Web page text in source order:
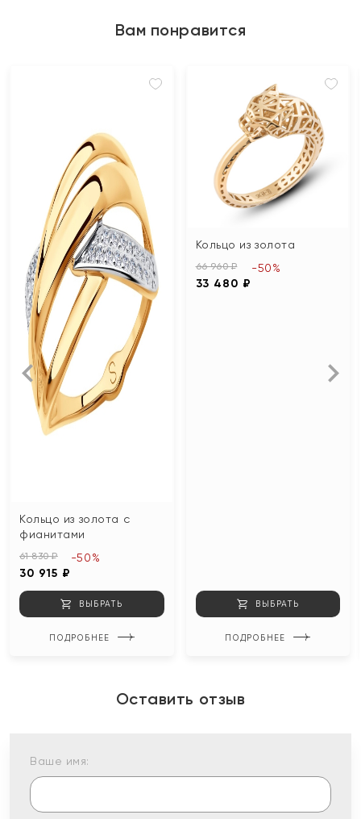
Вам понравится
Кольцо из золота с
фианитами
61 830 ₽
30 915 ₽
-50%
ВЫБРАТЬ
ПОДРОБНЕЕ
Кольцо из золота
66 960 ₽
33 480 ₽
-50%
ВЫБРАТЬ
ПОДРОБНЕЕ
Оставить отзыв
Ваше имя: